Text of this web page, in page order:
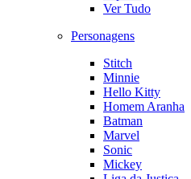
Ver Tudo
Personagens
Stitch
Minnie
Hello Kitty
Homem Aranha
Batman
Marvel
Sonic
Mickey